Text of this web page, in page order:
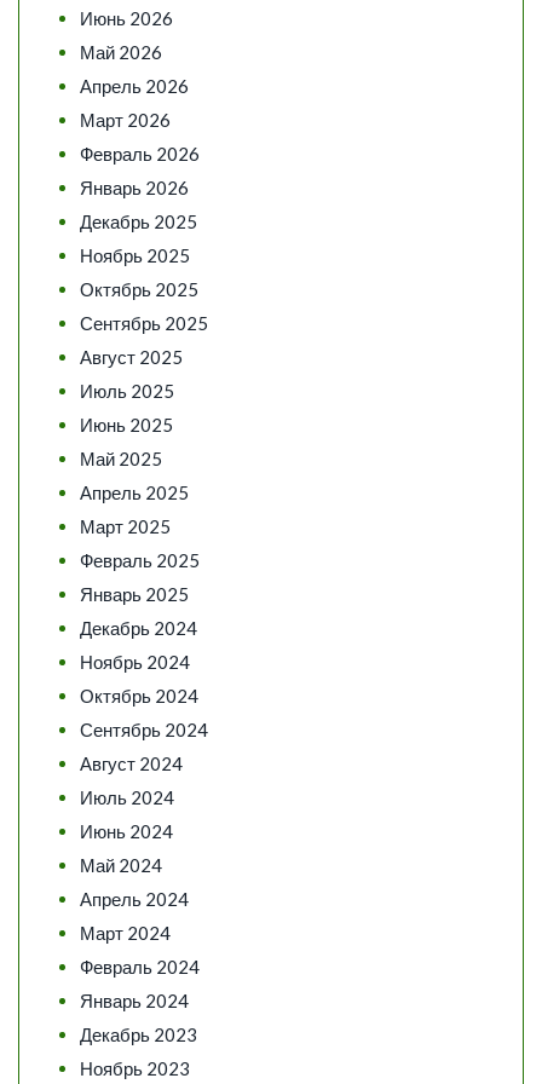
Июнь 2026
Май 2026
Апрель 2026
Март 2026
Февраль 2026
Январь 2026
Декабрь 2025
Ноябрь 2025
Октябрь 2025
Сентябрь 2025
Август 2025
Июль 2025
Июнь 2025
Май 2025
Апрель 2025
Март 2025
Февраль 2025
Январь 2025
Декабрь 2024
Ноябрь 2024
Октябрь 2024
Сентябрь 2024
Август 2024
Июль 2024
Июнь 2024
Май 2024
Апрель 2024
Март 2024
Февраль 2024
Январь 2024
Декабрь 2023
Ноябрь 2023